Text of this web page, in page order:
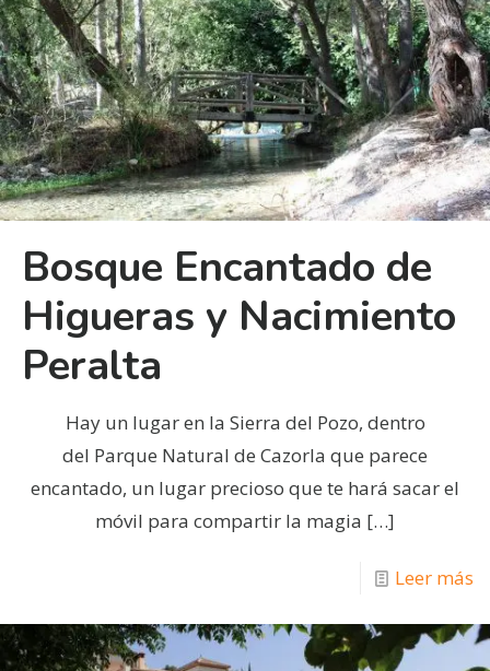
Bosque Encantado de
Higueras y Nacimiento
Peralta
Hay un lugar en la Sierra del Pozo, dentro
del Parque Natural de Cazorla que parece
encantado, un lugar precioso que te hará sacar el
móvil para compartir la magia […]
Leer más